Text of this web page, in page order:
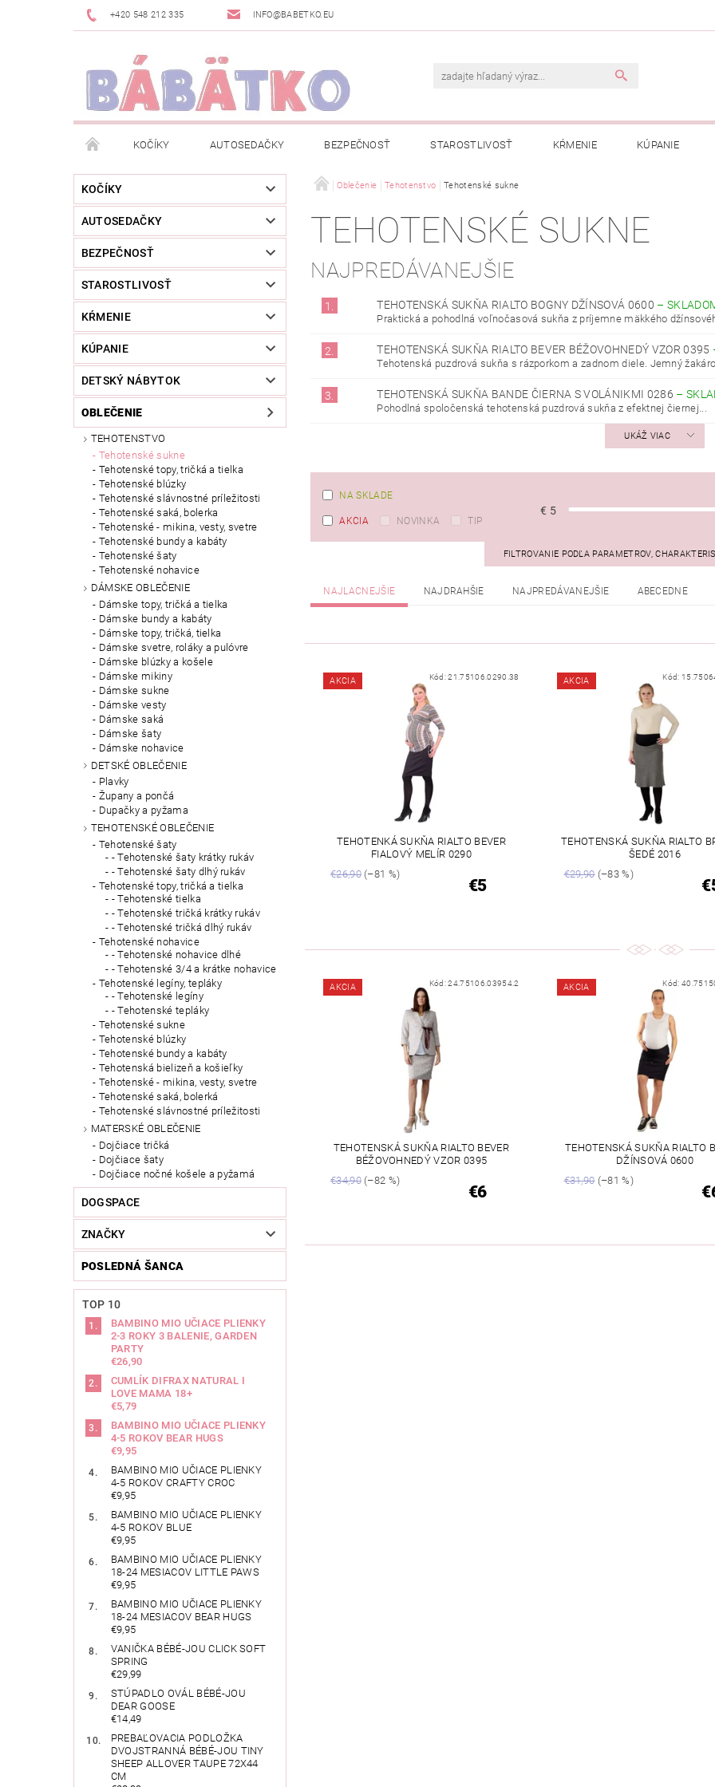
+420 548 212 335 INFO@BABETKO.EU
KOČÍKY AUTOSEDAČKY BEZPEČNOSŤ STAROSTLIVOSŤ KŔMENIE KÚPANIE
DOGSPACE POSLEDNÁ ŠANCA OBCHODNÉ PODMIENKY
NOVINKY MOJA OBJEDNÁVKA
KOČÍKY
AUTOSEDAČKY
BEZPEČNOSŤ
STAROSTLIVOSŤ
KŔMENIE
KÚPANIE
DETSKÝ NÁBYTOK
OBLEČENIE
TEHOTENSTVO
Tehotenské sukne
Tehotenské topy, tričká a tielka
Tehotenské blúzky
Tehotenské slávnostné príležitosti
Tehotenské saká, bolerka
Tehotenské - mikina, vesty, svetre
Tehotenské bundy a kabáty
Tehotenské šaty
Tehotenské nohavice
DÁMSKE OBLEČENIE
Dámske topy, tričká a tielka
Dámske bundy a kabáty
Dámske topy, tričká, tielka
Dámske svetre, roláky a pulóvre
Dámske blúzky a košele
Dámske mikiny
Dámske sukne
Dámske vesty
Dámske saká
Dámske šaty
Dámske nohavice
DETSKÉ OBLEČENIE
Plavky
Župany a pončá
Dupačky a pyžama
TEHOTENSKÉ OBLEČENIE
Tehotenské šaty
- Tehotenské šaty krátky rukáv
- Tehotenské šaty dlhý rukáv
Tehotenské topy, tričká a tielka
- Tehotenské tielka
- Tehotenské tričká krátky rukáv
- Tehotenské tričká dlhý rukáv
Tehotenské nohavice
- Tehotenské nohavice dlhé
- Tehotenské 3/4 a krátke nohavice
Tehotenské legíny, tepláky
- Tehotenské legíny
- Tehotenské tepláky
Tehotenské sukne
Tehotenské blúzky
Tehotenské bundy a kabáty
Tehotenská bielizeň a košieľky
Tehotenské - mikina, vesty, svetre
Tehotenské saká, bolerká
Tehotenské slávnostné príležitosti
MATERSKÉ OBLEČENIE
Dojčiace tričká
Dojčiace šaty
Dojčiace nočné košele a pyžamá
DOGSPACE
ZNAČKY
POSLEDNÁ ŠANCA
TOP 10
BAMBINO MIO UČIACE PLIENKY
2-3 ROKY 3 BALENIE, GARDEN
PARTY
€26,90
CUMLÍK DIFRAX NATURAL I
LOVE MAMA 18+
€5,79
BAMBINO MIO UČIACE PLIENKY
4-5 ROKOV BEAR HUGS
€9,95
BAMBINO MIO UČIACE PLIENKY
4-5 ROKOV CRAFTY CROC
€9,95
BAMBINO MIO UČIACE PLIENKY
4-5 ROKOV BLUE
€9,95
BAMBINO MIO UČIACE PLIENKY
18-24 MESIACOV LITTLE PAWS
€9,95
BAMBINO MIO UČIACE PLIENKY
18-24 MESIACOV BEAR HUGS
€9,95
VANIČKA BÉBÉ-JOU CLICK SOFT
SPRING
€29,99
STÚPADLO OVÁL BÉBÉ-JOU
DEAR GOOSE
€14,49
PREBAĽOVACIA PODLOŽKA
DVOJSTRANNÁ BÉBÉ-JOU TINY
SHEEP ALLOVER TAUPE 72X44
CM
Oblečenie Tehotenstvo Tehotenské sukne
TEHOTENSKÉ SUKNE
NAJPREDÁVANEJŠIE
1. TEHOTENSKÁ SUKŇA RIALTO BOGNY DŽÍNSOVÁ 0600 –
Praktická a pohodlná voľnočasová sukňa z príjemne mäkkého
2. TEHOTENSKÁ SUKŇA RIALTO BEVER BÉŽOVOHNEDÝ VZOR 0395
Tehotenská puzdrová sukňa s rázporkom a zadnom diele. Jemný
3. TEHOTENSKÁ SUKŇA BANDE ČIERNA S VOLÁNIKMI 0286 –
Pohodlná spoločenská tehotenská puzdrová sukňa z efektnej čiernej...
UKÁŽ VIAC
NA SKLADE
AKCIA NOVINKA TIP
€ 5
FILTROVANIE PODĽA PARAMETROV,
NAJLACNEJŠIE NAJDRAHŠIE NAJPREDÁVANEJŠIE ABECEDNE
AKCIA Kód:21.75106.0290.38
TEHOTENKÁ SUKŇA RIALTO BEVER
FIALOVÝ MELÍR 0290
€26,90(–81 %)
€5
AKCIA Kód:
TEHOTENSKÁ SUKŇA RIALTO
ŠEDÉ 2016
€29,90(–83 %)
AKCIA Kód:24.75106.03954.2
TEHOTENSKÁ SUKŇA RIALTO BEVER
BÉŽOVOHNEDÝ VZOR 0395
€34,90(–82 %)
€6
AKCIA Kód:
TEHOTENSKÁ SUKŇA RIALTO
DŽÍNSOVÁ 0600
€31,90(–81 %)